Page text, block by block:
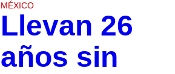
MÉXICO
Llevan 26
años sin